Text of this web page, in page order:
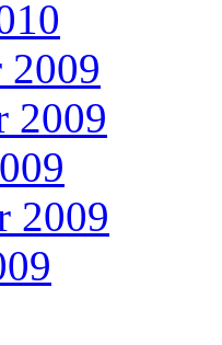
2009
2009
2009